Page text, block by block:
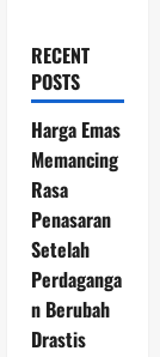
RECENT
POSTS
Harga Emas
Memancing
Rasa
Penasaran
Setelah
Perdaganga
n Berubah
Drastis